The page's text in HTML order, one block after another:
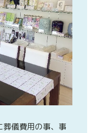
葬儀費用の事、事